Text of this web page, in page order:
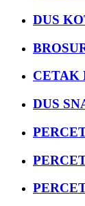
DUS
CETAK
DUS